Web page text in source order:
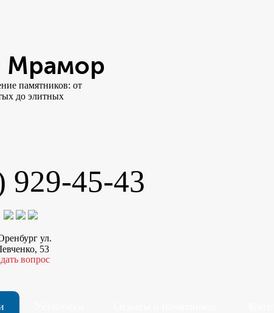
Мрамор
памятников: от
до элитных
929-45-43
ул.
53
вопрос